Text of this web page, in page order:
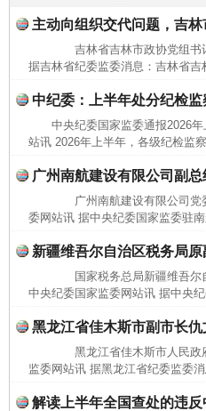
主动向组织交代问题，吉
吉林省吉林市政协党组书
据吉林省纪委监委消息：吉林省
中纪委：上半年处分纪检监
中央纪委国家监委通报2026
站讯 2026年上半年，各级纪检监
广州南航建设有限公司副
广州南航建设有限公司党
委网站讯 据中央纪委国家监委驻
新疆维吾尔自治区税务局
国家税务总局新疆维吾尔
中央纪委国家监委网站讯 据中央
黑龙江省佳木斯市副市长
黑龙江省佳木斯市人民政
监委网站讯 据黑龙江省纪委监委
解读上半年全国查处的违